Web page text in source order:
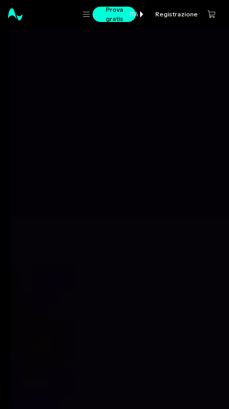
Prova
gratis
ITA Registrazione